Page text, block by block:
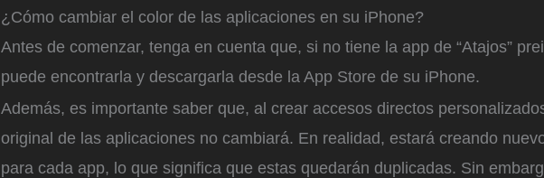
¿Cómo cambiar el color de las aplicaciones en su iPhone?
Antes de comenzar, tenga en cuenta que, si no tiene la app de “Atajos”
puede encontrarla y descargarla desde la App Store de su iPhone.
Además, es importante saber que, al crear accesos directos
original de las aplicaciones no cambiará. En realidad, estará creando
para cada app, lo que significa que estas quedarán duplicadas. Sin